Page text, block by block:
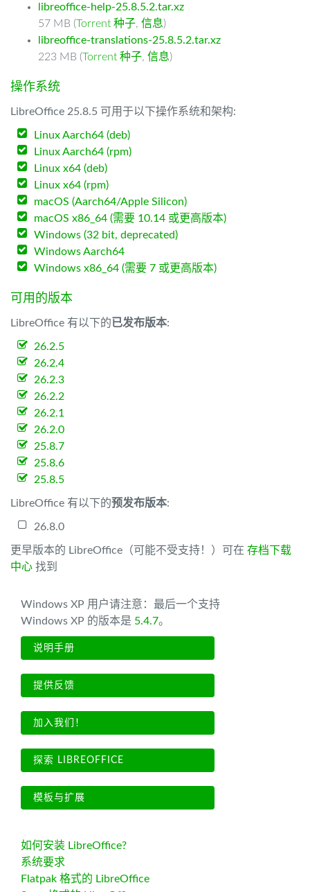
libreoffice-help-25.8.5.2.tar.xz
57 MB (Torrent 种子, 信息)
libreoffice-translations-25.8.5.2.tar.xz
223 MB (Torrent 种子, 信息)
操作系统
LibreOffice 25.8.5 可用于以下操作系统和架构:
Linux Aarch64 (deb)
Linux Aarch64 (rpm)
Linux x64 (deb)
Linux x64 (rpm)
macOS (Aarch64/Apple Silicon)
macOS x86_64 (需要 10.14 或更高版本)
Windows (32 bit, deprecated)
Windows Aarch64
Windows x86_64 (需要 7 或更高版本)
可用的版本
LibreOffice 有以下的已发布版本:
26.2.5
26.2.4
26.2.3
26.2.2
26.2.1
26.2.0
25.8.7
25.8.6
25.8.5
LibreOffice 有以下的预发布版本:
26.8.0
更早版本的 LibreOffice（可能不受支持！）可在 存档下载
中心 找到
Windows XP 用户请注意：最后一个支持
Windows XP 的版本是 5.4.7。
说明手册
提供反馈
加入我们！
探索 LIBREOFFICE
模板与扩展
如何安装 LibreOffice?
系统要求
Flatpak 格式的 LibreOffice